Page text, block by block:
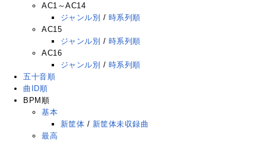
AC1～AC14
ジャンル別 / 時系列順
AC15
ジャンル別 / 時系列順
AC16
ジャンル別 / 時系列順
五十音順
曲ID順
BPM順
基本
新筐体 / 新筐体未収録曲
最高